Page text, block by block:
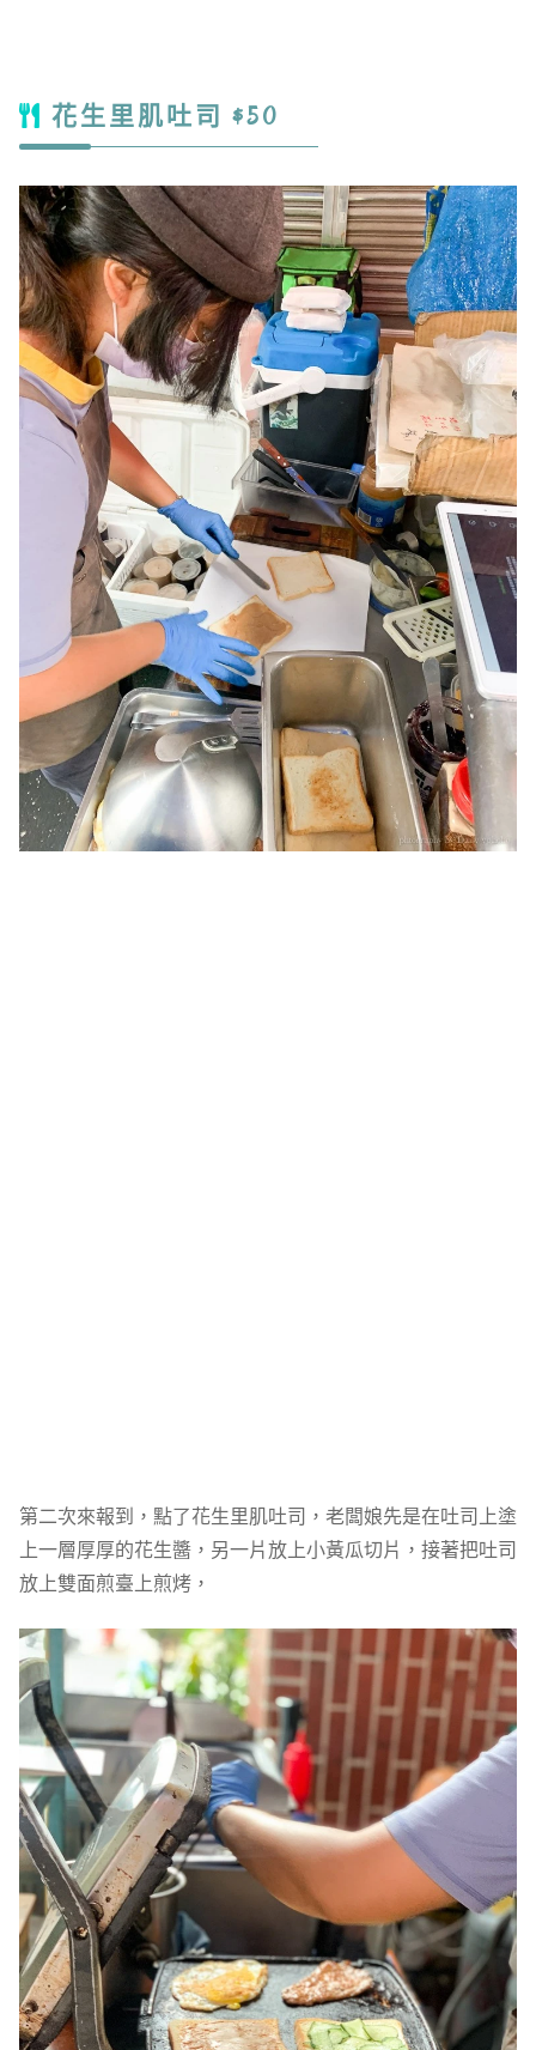
花生里肌吐司 $50
第二次來報到，點了花生里肌吐司，老闆娘先是在吐司上塗
上一層厚厚的花生醬，另一片放上小黃瓜切片，接著把吐司
放上雙面煎臺上煎烤，